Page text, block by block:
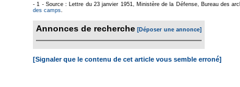
- 1 - Source : Lettre du 23 janvier 1951, Ministère de la Défense, Bureau des
des camps
Annonces de recherche [Déposer une annonce]
[Signaler que le contenu de cet article vous semble erroné]